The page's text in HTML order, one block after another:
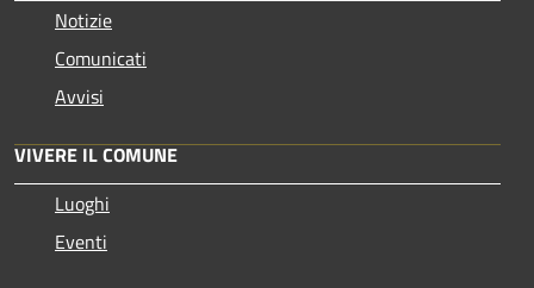
Notizie
Comunicati
Avvisi
VIVERE IL COMUNE
Luoghi
Eventi